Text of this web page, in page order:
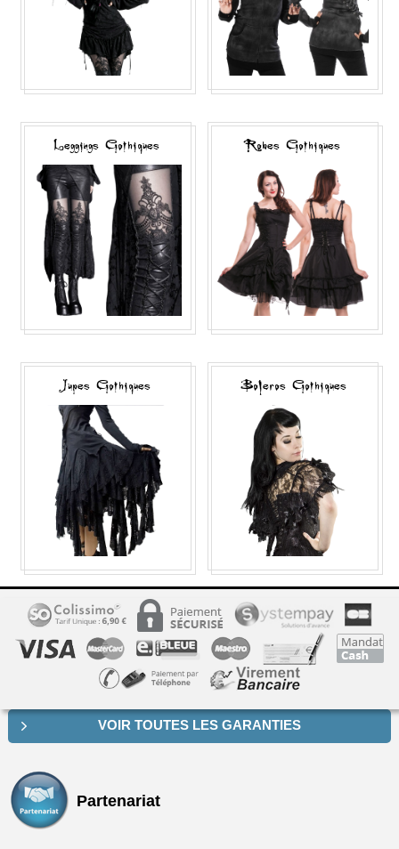
Leggings Gothiques Robes Gothiques
Jupes Gothiques Boleros Gothiques
VOIR TOUTES LES GARANTIES
Partenariat